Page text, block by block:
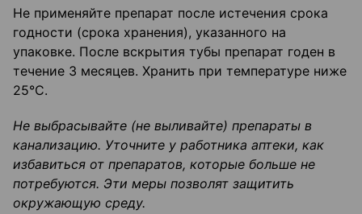
Не применяйте препарат после истечения срока
годности (срока хранения), указанного на
упаковке. После вскрытия тубы препарат годен в
течение 3 месяцев. Хранить при температуре ниже
25°С.
Не выбрасывайте (не выливайте) препараты в
канализацию. Уточните у работника аптеки, как
избавиться от препаратов, которые больше не
потребуются. Эти меры позволят защитить
окружающую среду.